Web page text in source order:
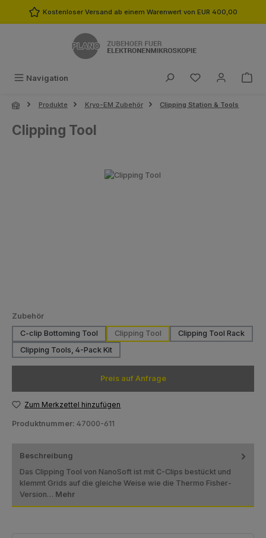
Zum Hauptinhalt springen
Kostenloser Versand ab einem Warenwert von EUR 400,00
Navigation Du hast 0
Produkte Kryo-EM Zubehör Clipping Station & Tools
Clipping Tool
Bildergalerie überspringen
Zubehörauswählen
C-clip Bottoming Tool
Clipping Tool
Clipping Tool Rack
Clipping Tools, 4-Pack Kit
Preis auf Anfrage
Zum Merkzettel hinzufügen
Produktnummer: 47000-611
Beschreibung
Das Clipping Tool von NanoSoft ist mit C-Clips bestückt und
klemmt Grids auf die gleiche Weise wie die Thermo Fisher-
Version… Mehr